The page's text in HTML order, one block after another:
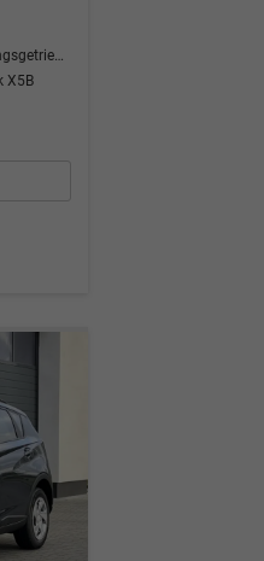
X5B